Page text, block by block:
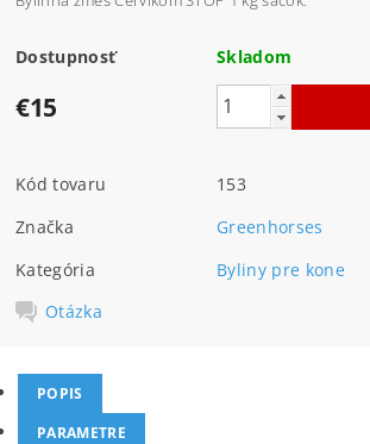
Dostupnosť Skladom
€15
Kód tovaru
153
Značka
Greenhorses
Kategória
Byliny pre kone
Otázka
POPIS
PARAMETRE